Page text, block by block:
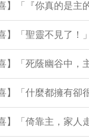
】「『你真的是主
】「聖靈不見了！
】「死蔭幽谷中，
】「什麼都擁有卻
】「倚靠主，家人